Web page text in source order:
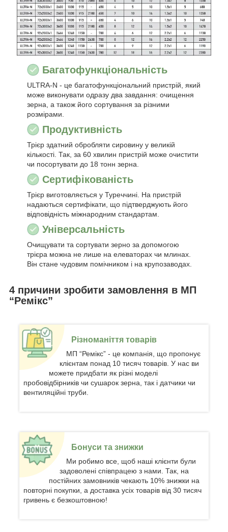
Багатофункціональність
ULTRA-N - це багатофункціональний пристрій, який
може виконувати одразу два завдання: очищення
зерна, а також його сортування за різними
розмірами.
Продуктивність
Трієр здатний обробляти сировину у великій
кількості. Так, за 60 хвилин пристрій може очистити
чи посортувати до 18 тонн зерна.
Сертифікованість
Трієр виготовляється у Туреччині. На пристрій
надаються сертифікати, що підтверджують його
відповідність міжнародним стандартам.
Універсальність
Очищувати та сортувати зерно за допомогою
трієра можна не лише на елеваторах чи млинах.
Він стане чудовим помічником і на крупозаводах.
4 причини зробити замовлення в МП
“Ремікс”
Різноманіття товарів
МП “Ремікс” - це компанія, що пропонує
клієнтам понад 10 тисяч товарів. У нас ви
можете придбати як різні моделі
пробовідбірників чи сушарок зерна, так і датчики чи
вентиляційні труби.
Бонуси та знижки
Ми робимо все, щоб наші клієнти були
задоволені співпрацею з нами. Так, на
постійних замовників чекають 10% знижки на
повторні покупки, а доставка усіх товарів від 30 тисяч
гривень є безкоштовною!